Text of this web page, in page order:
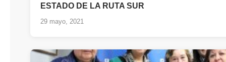
ESTADO DE LA RUTA SUR
29 mayo, 2021